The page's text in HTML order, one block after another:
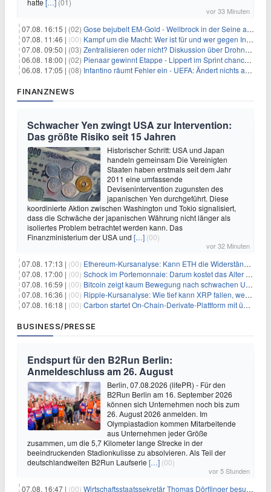
hatte […] (01)
vor 33 Minuten
07.08. 16:15 | (02) Gose bejubelt EM-Gold - Wellbrock in der Seine ausgebremst
07.08. 11:46 | (00) Kampf um die Macht: Wer ist für und wer gegen Infantino?
07.08. 09:50 | (03) Zentralisieren oder nicht? Diskussion über Drohnenabwehr
06.08. 18:00 | (02) Pienaar gewinnt Etappe - Lippert im Sprint chancenlos
06.08. 17:05 | (08) Infantino räumt Fehler ein - UEFA: Ändert nichts an Boykott
FINANZNEWS
Schwacher Yen zwingt USA zur Intervention:
Das größte Risiko seit 15 Jahren
Historischer Schritt: USA und Japan
handeln gemeinsam Die Vereinigten
Staaten haben erstmals seit dem Jahr
2011 eine umfassende
Devisenintervention zugunsten des
japanischen Yen durchgeführt. Diese
koordinierte Aktion zwischen Washington und Tokio signalisiert,
dass die Schwäche der japanischen Währung nicht länger als
isoliertes Problem betrachtet werden kann. Das
Finanzministerium der USA und […] (00)
vor 32 Minuten
07.08. 17:13 | (00) Ethereum-Kursanalyse: Kann ETH die Widerstände der gleitenden Durchschnitte überwinden?
07.08. 17:00 | (00) Schock im Portemonnaie: Darum kostet das Alter deutlich mehr als Sie denken
07.08. 16:59 | (00) Bitcoin zeigt kaum Bewegung nach schwachen US-Arbeitsmarktdaten, Fed-Zinserhöhungschancen sinken auf 44%
07.08. 16:36 | (00) Ripple-Kursanalyse: Wie tief kann XRP fallen, wenn die $1-Unterstützung am Wochenende verloren geht?
07.08. 16:18 | (00) Carbon startet On-Chain-Derivate-Plattform mit über 950 Märkten in einem Konto
BUSINESS/PRESSE
Endspurt für den B2Run Berlin:
Anmeldeschluss am 26. August
Berlin, 07.08.2026 (lifePR) - Für den
B2Run Berlin am 16. September 2026
können sich Unternehmen noch bis zum
26. August 2026 anmelden. Im
Olympiastadion kommen Mitarbeitende
aus Unternehmen jeder Größe
zusammen, um die 5,7 Kilometer lange Strecke in der
beeindruckenden Stadionkulisse zu absolvieren. Als Teil der
deutschlandweiten B2Run Laufserie […] (00)
vor 5 Stunden
07.08. 16:47 | (00) Wirtschaftsstaatssekretär Thomas Dörflinger besucht Handwerksbetrieb im Kammerbezirk Freiburg